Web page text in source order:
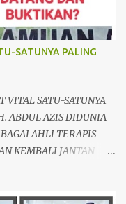
SATUNYA PALING
VITAL SATU-SATUNYA
ABDUL AZIS DIDUNIA
AHLI TERAPIS
KEMBALI JANTAN
daerah di Indonesia